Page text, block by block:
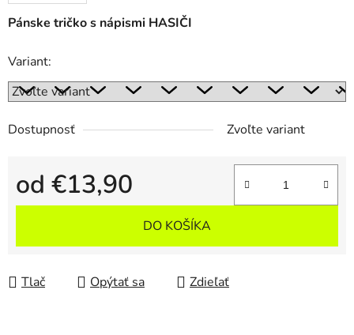
Pánske tričko s nápismi HASIČI
Variant:
Dostupnosť Zvoľte variant
od €13,90
Jednotková cena:
DO KOŠÍKA
Tlač Opýtať sa Zdieľať